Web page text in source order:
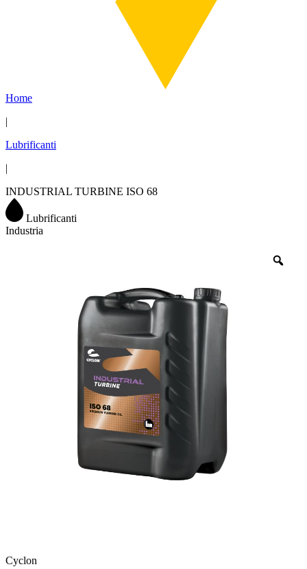
Home
|
Lubrificanti
|
INDUSTRIAL TURBINE ISO 68
Lubrificanti
Industria
Cyclon